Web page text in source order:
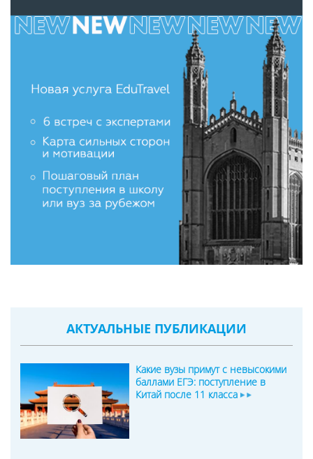
АКТУАЛЬНЫЕ ПУБЛИКАЦИИ
Какие вузы примут с невысокими
баллами ЕГЭ: поступление в
Китай после 11 класса